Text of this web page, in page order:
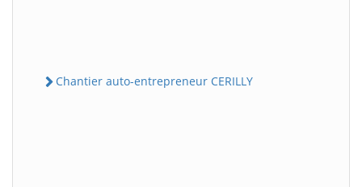
Chantier auto-entrepreneur CERILLY